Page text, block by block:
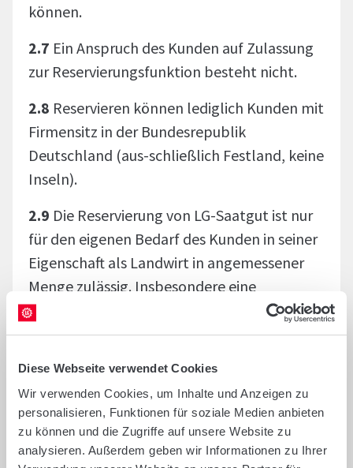
Diese Webseite verwendet Cookies
Wir verwenden Cookies, um Inhalte und Anzeigen zu
personalisieren, Funktionen für soziale Medien anbieten
zu können und die Zugriffe auf unsere Website zu
analysieren. Außerdem geben wir Informationen zu Ihrer
können.
2.7 Ein Anspruch des Kunden auf Zulassung
zur Reservierungsfunktion besteht nicht.
2.8 Reservieren können lediglich Kunden mit
Firmensitz in der Bundesrepublik
Deutschland (aus-schließlich Festland, keine
Inseln).
2.9 Die Reservierung von LG-Saatgut ist nur
für den eigenen Bedarf des Kunden in seiner
Eigenschaft als Landwirt in angemessener
Menge zulässig. Insbesondere eine
Reservierung zum Weitervertrieb des LG-
Saatguts ist nicht zulässig.
2.10Ansprüche aus dem
Reservierungsverhältnis darf der Kunde nur
mit vorheriger Zustimmung von Limagrain
mindestens in Textform (§ 126b BGB)